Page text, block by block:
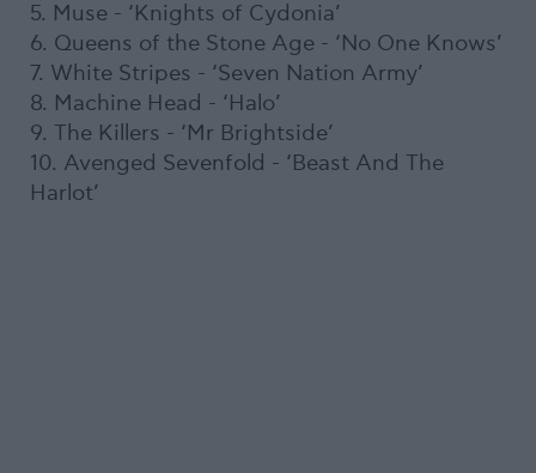
5. Muse - ‘Knights of Cydonia’
6. Queens of the Stone Age - ‘No One Knows’
7. White Stripes - ‘Seven Nation Army’
8. Machine Head - ‘Halo’
9. The Killers - ‘Mr Brightside’
10. Avenged Sevenfold - ‘Beast And The
Harlot’